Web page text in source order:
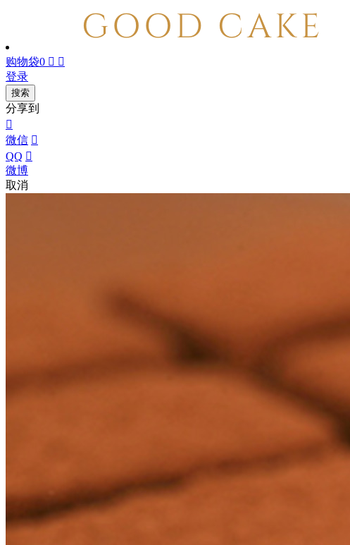
购物袋0  
登录
搜索
分享到

微信 
QQ 
微博
取消